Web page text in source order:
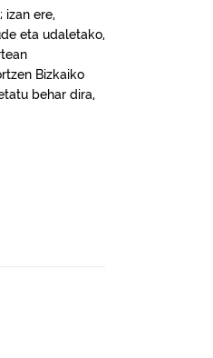
izan ere,
eta udaletako,
Bizkaiko
behar dira,